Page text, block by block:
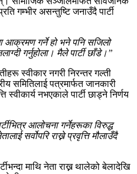
गम्भीर असन्तुष्टि जनाउँदै पार्टी
आक्रमण गर्ने हो भने पनि सजिलो
गर्नुहोला। मैले पार्टी छाँडे।”
स्वीकार नगरी निरन्तर गल्ती
समितिलाई पत्रमार्फत जानकारी
नभएकाले पार्टी छाड्ने निर्णय
आलोचना गर्नेहरूका विरुद्ध
सर्वोपरि राख्ने प्रवृत्ति मौलाउँदै
माथि नेता राख्न थालेको बेलादेखि